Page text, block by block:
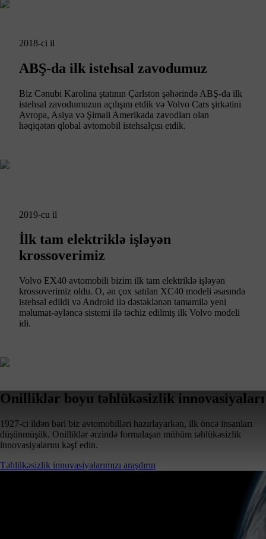
2018-ci il
ABŞ-da ilk istehsal zavodumuz
Biz Cənubi Karolina ştatının Çarlston şəhərində ABŞ-da ilk
istehsal zavodumuzun açılışını etdik və Volvo Cars şirkətini
Avropa, Asiya və Şimali Amerikada zavodları olan
həqiqətən qlobal avtomobil istehsalçısı etdik.
2019-cu il
İlk tam elektriklə işləyən
krossoverimiz
Volvo EX40 avtomobili bizim ilk tam elektriklə işləyən
krossoverimiz oldu. O, ən çox satılan XC40 modeli əsasında
istehsal edildi və Android ilə dəstəklənən tamamilə yeni
məlumat-əyləncə sistemi ilə təchiz edilmiş ilk Volvo modeli
idi.
Onilliklər boyu təhlükəsizlik innovasiyaları
1927-ci ildən bəri biz avtomobilləri hazırlayarkən, ilk öncə insanları
düşünmüşük. Onilliklər ərzində formalaşan mühüm təhlükəsizlik
innovasiyalarını kəşf edin.
Təhlükəsizlik innovasiyalarımızı araşdırın